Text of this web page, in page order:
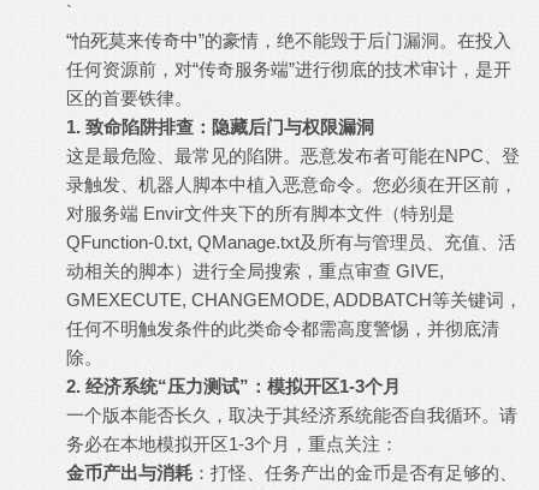
`
“怕死莫来传奇中”的豪情，绝不能毁于后门漏洞。在投入
任何资源前，对“传奇服务端”进行彻底的技术审计，是开
区的首要铁律。
1. 致命陷阱排查：隐藏后门与权限漏洞
这是最危险、最常见的陷阱。恶意发布者可能在NPC、登
录触发、机器人脚本中植入恶意命令。您必须在开区前，
对服务端 Envir文件夹下的所有脚本文件（特别是
QFunction-0.txt, QManage.txt及所有与管理员、充值、活
动相关的脚本）进行全局搜索，重点审查 GIVE,
GMEXECUTE, CHANGEMODE, ADDBATCH等关键词，
任何不明触发条件的此类命令都需高度警惕，并彻底清
除。
2. 经济系统“压力测试”：模拟开区1-3个月
一个版本能否长久，取决于其经济系统能否自我循环。请
务必在本地模拟开区1-3个月，重点关注：
金币产出与消耗 ：打怪、任务产出的金币是否有足够的、